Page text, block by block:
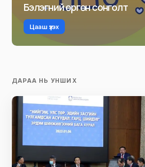
Бэлэгний өргөн сонголт
Цааш үзэх
ДАРАА НЬ УНШИХ